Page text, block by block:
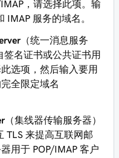
，请选择此项。输
IMAP 服务的域名。
（统一消息服务
名证书或公共证书用
选项，然后输入要用
全限定域名
（集线器传输服务器）
来提高互联网邮
用于 POP/IMAP 客户